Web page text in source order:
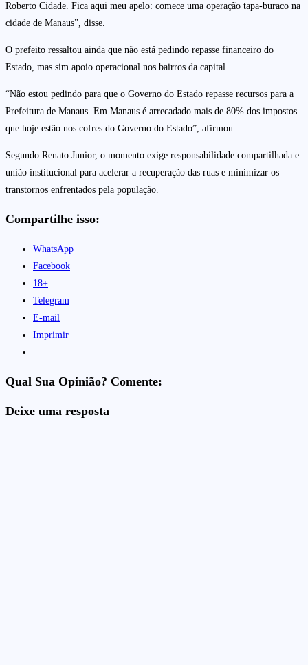
Roberto Cidade. Fica aqui meu apelo: comece uma operação tapa-buraco na
cidade de Manaus”, disse.
O prefeito ressaltou ainda que não está pedindo repasse financeiro do
Estado, mas sim apoio operacional nos bairros da capital.
“Não estou pedindo para que o Governo do Estado repasse recursos para a
Prefeitura de Manaus. Em Manaus é arrecadado mais de 80% dos impostos
que hoje estão nos cofres do Governo do Estado”, afirmou.
Segundo Renato Junior, o momento exige responsabilidade compartilhada e
união institucional para acelerar a recuperação das ruas e minimizar os
transtornos enfrentados pela população.
Compartilhe isso:
WhatsApp
Facebook
18+
Telegram
E-mail
Imprimir
Qual Sua Opinião? Comente:
Deixe uma resposta